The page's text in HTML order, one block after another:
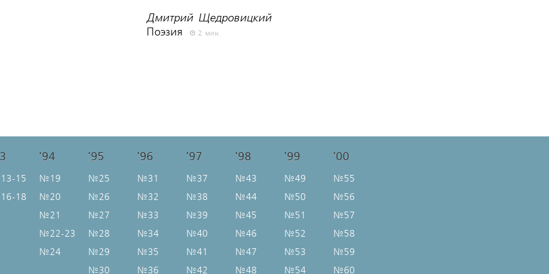
Дмитрий Щедровицкий
Поэзия
2 мин.
15
18
'94
№19
№20
№21
№22-23
№24
'95
№25
№26
№27
№28
№29
№30
'96
№31
№32
№33
№34
№35
№36
'97
№37
№38
№39
№40
№41
№42
'98
№43
№44
№45
№46
№47
№48
'99
№49
№50
№51
№52
№53
№54
'00
№55
№56
№57
№58
№59
№60